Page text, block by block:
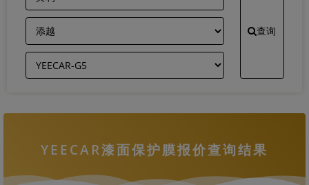
查询
YEECAR漆面保护膜报价查询结果